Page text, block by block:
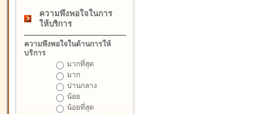
ความพึงพอใจในการ
ให้บริการ
ความพึงพอใจในด้านการให้
บริการ
มากที่สุด
มาก
ปานกลาง
น้อย
น้อยที่สุด